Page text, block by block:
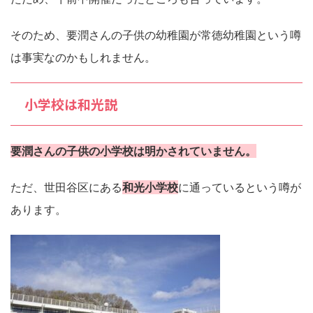
そのため、要潤さんの子供の幼稚園が常徳幼稚園という噂
は事実なのかもしれません。
小学校は和光説
要潤さんの子供の小学校は明かされていません。
ただ、世田谷区にある和光小学校に通っているという噂が
あります。